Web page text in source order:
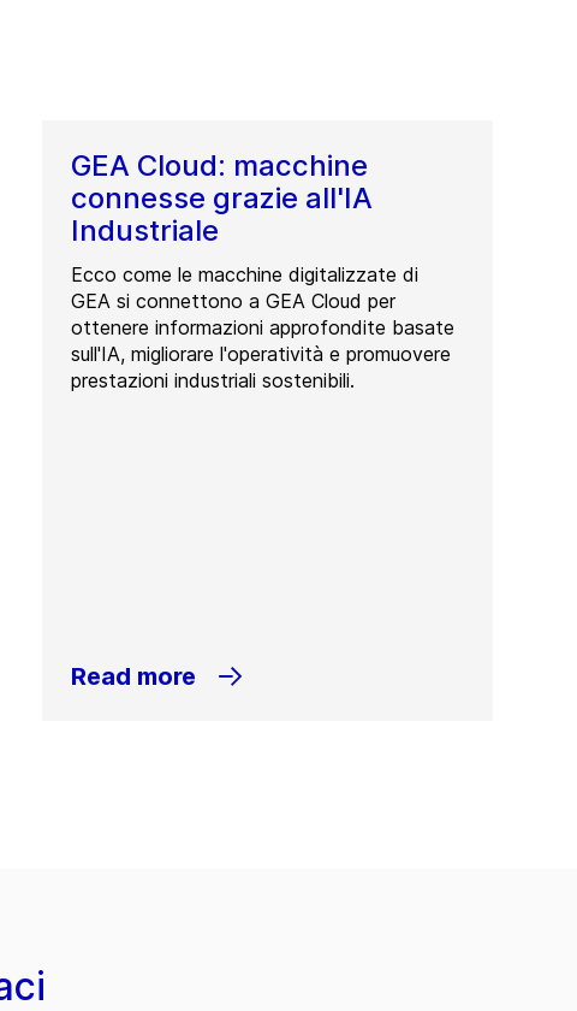
GEA Cloud: macchine
connesse grazie all'IA
Industriale
Ecco come le macchine digitalizzate di
GEA si connettono a GEA Cloud per
ottenere informazioni approfondite basate
sull'IA, migliorare l'operatività e promuovere
prestazioni industriali sostenibili.
Read more